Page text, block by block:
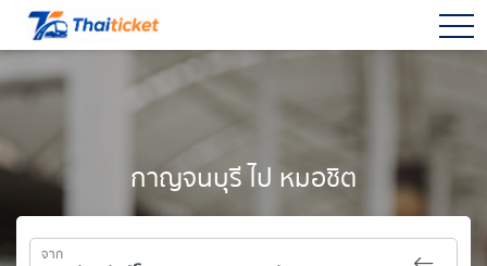
กาญจนบุรี ไป หมอชิต
จาก